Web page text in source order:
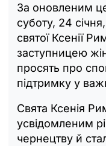
За оновленим
суботу, 24
святої Ксенії
заступницею
просять про
підтримку у
Свята Ксенія
усвідомленим
чернецтву й